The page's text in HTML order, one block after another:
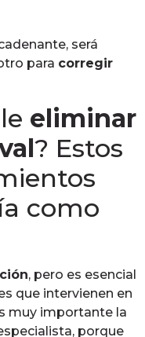
será
para corregir
eliminar
? Estos
como
, pero es esencial
que intervienen en
muy importante la
porque